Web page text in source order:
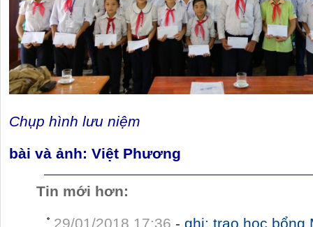
Chụp hình lưu niệm
bài và ảnh: Việt Phương
Tin mới hơn:
29/01/2018 17:36 -ghi: trao học bổng